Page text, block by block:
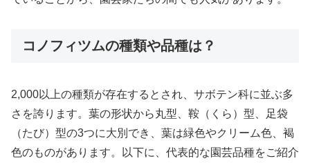
コノフィツムの種類や品種は？
2,000以上の種類が存在するとされ、サボテン科に並ぶ多
さを誇ります。葉の形状から丸型、鞍（くら）型、足袋
（たび）型の3つに大別でき、葉は緑色やクリーム色、褐
色のものがあります。以下に、代表的な園芸品種をご紹介